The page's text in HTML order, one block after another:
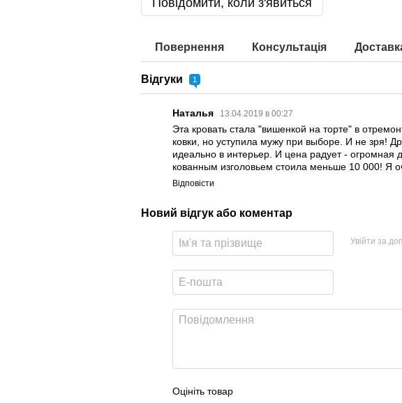
Повідомити, коли з'явиться
Повернення Консультація
Відгуки 1
Наталья 13.04.2019 в 00:27
Эта кровать стала "вишенкой на торте" в
ковки, но уступила мужу при выборе. И не зря!
идеально в интерьер. И цена радует - огромная
кованным изголовьем стоила меньше 10 000! Я
Відповісти
Новий відгук або коментар
Увійти за
Оцініть товар